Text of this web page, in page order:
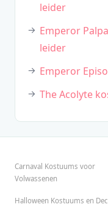
leider
Emperor
leider
Emperor
The Acolyte
Carnaval Kostuums voor
Volwassenen
Halloween Kostuums en